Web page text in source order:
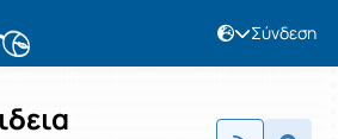
Σύνδεση
παιδεια